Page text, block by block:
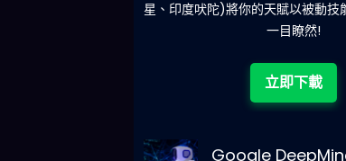
立即下載
Google